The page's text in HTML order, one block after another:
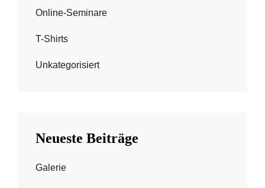
Online-Seminare
T-Shirts
Unkategorisiert
Neueste Beiträge
Galerie